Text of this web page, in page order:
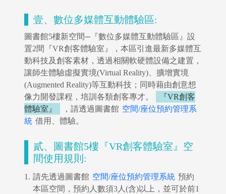
壹、數位多媒體互動體驗區:
圖書館5樓新空間─『數位多媒體互動體驗區』設
置2間『VR創客體驗室』，本區引進最新多媒體互
動科技及創客素材，透過相關軟硬體設備之建置，
讓師生體驗虛擬實境(Virtual Reality)、擴增實境
(Augmented Reality)等互動科技；同時藉由創意想
像力開發課程，培訓各類創客專才。
『VR創客
體驗室』
，請透過圖書館 空間/座位預約管理系
統 借用、體驗。
貳、圖書館5樓『VR創客體驗室』空
間使用規則:
請先透過圖書館 空間/座位預約管理系統 預約
本區空間，預約人數須3人(含)以上，並可於前1